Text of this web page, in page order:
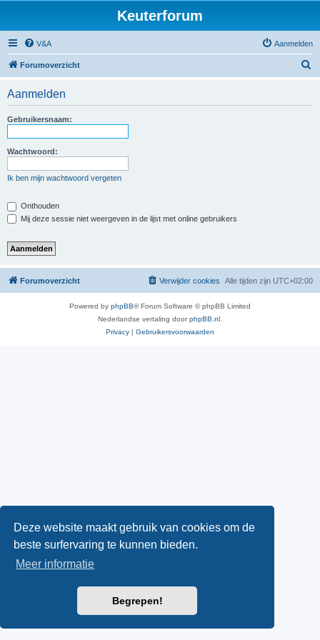
Deze website maakt gebruik van cookies om de
beste surfervaring te kunnen bieden.
Meer informatie
Begrepen!
Keuterforum
V&A Aanmelden
Forumoverzicht
Aanmelden
Gebruikersnaam:
Wachtwoord:
Ik ben mijn wachtwoord vergeten
Onthouden
Mij deze sessie niet weergeven in de lijst met online gebruikers
Forumoverzicht Alle tijden zijn UTC+02:00
Verwijder cookies
Powered by phpBB® Forum Software © phpBB Limited
Nederlandse vertaling doorphpBB.nl.
Privacy | Gebruikersvoorwaarden